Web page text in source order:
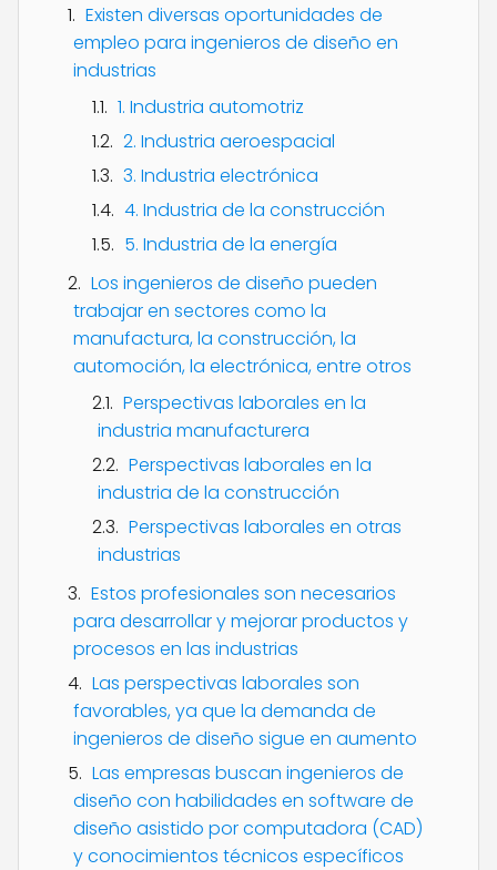
Existen diversas oportunidades de
empleo para ingenieros de diseño en
industrias
1. Industria automotriz
2. Industria aeroespacial
3. Industria electrónica
4. Industria de la construcción
5. Industria de la energía
Los ingenieros de diseño pueden
trabajar en sectores como la
manufactura, la construcción, la
automoción, la electrónica, entre otros
Perspectivas laborales en la
industria manufacturera
Perspectivas laborales en la
industria de la construcción
Perspectivas laborales en otras
industrias
Estos profesionales son necesarios
para desarrollar y mejorar productos y
procesos en las industrias
Las perspectivas laborales son
favorables, ya que la demanda de
ingenieros de diseño sigue en aumento
Las empresas buscan ingenieros de
diseño con habilidades en software de
diseño asistido por computadora (CAD)
y conocimientos técnicos específicos